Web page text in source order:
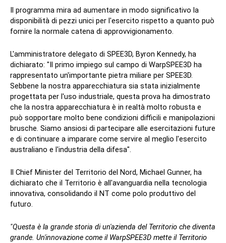
Il programma mira ad aumentare in modo significativo la
disponibilità di pezzi unici per l'esercito rispetto a quanto può
fornire la normale catena di approvvigionamento.
L'amministratore delegato di SPEE3D, Byron Kennedy, ha
dichiarato: "Il primo impiego sul campo di WarpSPEE3D ha
rappresentato un'importante pietra miliare per SPEE3D.
Sebbene la nostra apparecchiatura sia stata inizialmente
progettata per l'uso industriale, questa prova ha dimostrato
che la nostra apparecchiatura è in realtà molto robusta e
può sopportare molto bene condizioni difficili e manipolazioni
brusche. Siamo ansiosi di partecipare alle esercitazioni future
e di continuare a imparare come servire al meglio l'esercito
australiano e l'industria della difesa".
Il Chief Minister del Territorio del Nord, Michael Gunner, ha
dichiarato che il Territorio è all'avanguardia nella tecnologia
innovativa, consolidando il NT come polo produttivo del
futuro.
"Questa è la grande storia di un'azienda del Territorio che diventa
grande. Un'innovazione come il WarpSPEE3D mette il Territorio